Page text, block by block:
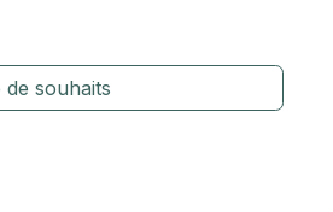
souhaits